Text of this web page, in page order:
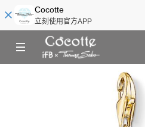
Cocotte
立刻使用官方APP